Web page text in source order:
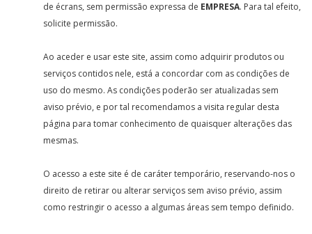
de écrans, sem permissão expressa de EMPRESA. Para tal efeito,
solicite permissão.
Ao aceder e usar este site, assim como adquirir produtos ou
serviços contidos nele, está a concordar com as condições de
uso do mesmo. As condições poderão ser atualizadas sem
aviso prévio, e por tal recomendamos a visita regular desta
página para tomar conhecimento de quaisquer alterações das
mesmas.
O acesso a este site é de caráter temporário, reservando-nos o
direito de retirar ou alterar serviços sem aviso prévio, assim
como restringir o acesso a algumas áreas sem tempo definido.